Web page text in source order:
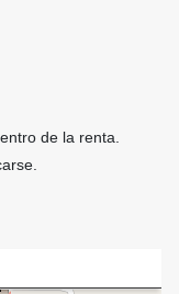
de la renta.